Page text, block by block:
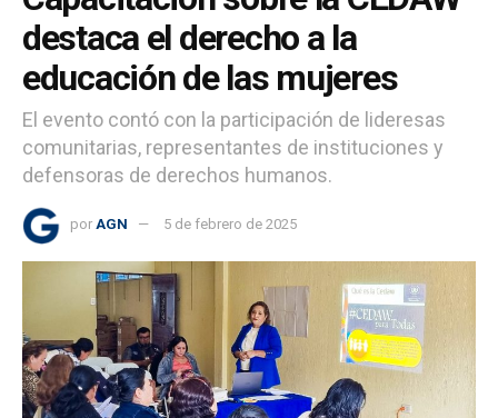
destaca el derecho a la
educación de las mujeres
El evento contó con la participación de lideresas
comunitarias, representantes de instituciones y
defensoras de derechos humanos.
por AGN 5 de febrero de 2025